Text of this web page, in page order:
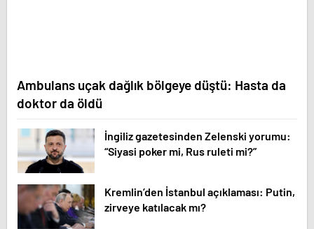
Ambulans uçak dağlık bölgeye düştü: Hasta da
doktor da öldü
İngiliz gazetesinden Zelenski yorumu:
“Siyasi poker mi, Rus ruleti mi?”
Kremlin’den İstanbul açıklaması: Putin,
zirveye katılacak mı?